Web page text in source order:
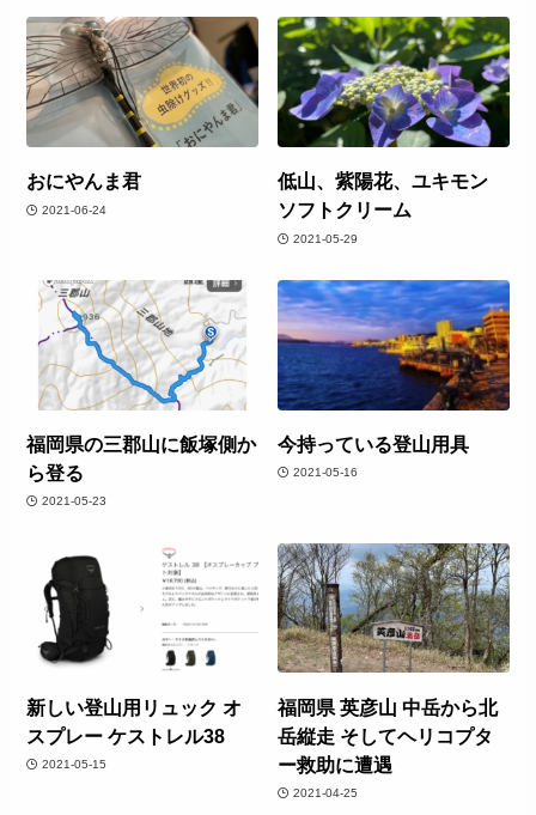
おにやんま君
2021-06-24
低山、紫陽花、ユキモン
ソフトクリーム
2021-05-29
福岡県の三郡山に飯塚側か
ら登る
2021-05-23
今持っている登山用具
2021-05-16
新しい登山用リュック オ
スプレー ケストレル38
2021-05-15
福岡県 英彦山 中岳から北
岳縦走 そしてヘリコプタ
ー救助に遭遇
2021-04-25